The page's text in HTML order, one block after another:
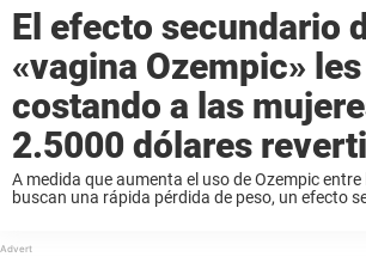
El efecto secundario
«vagina Ozempic»
costando a las
2.5000 dólares
A medida que aumenta el uso de Ozempic
buscan una rápida pérdida de peso, un efecto